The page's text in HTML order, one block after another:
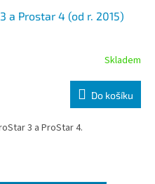
a Prostar 4 (od r. 2015)
Skladem
Do košíku
3 a ProStar 4.